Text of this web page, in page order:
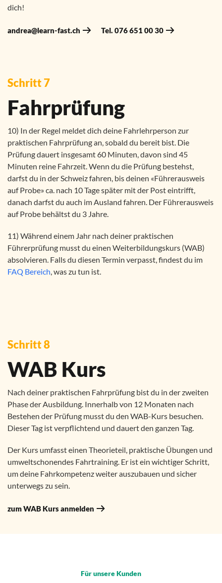
dich!
andrea@learn-fast.ch Tel. 076 651 00 30
Schritt 7
Fahrprüfung
10) In der Regel meldet dich deine Fahrlehrperson zur
praktischen Fahrprüfung an, sobald du bereit bist. Die
Prüfung dauert insgesamt 60 Minuten, davon sind 45
Minuten reine Fahrzeit. Wenn du die Prüfung bestehst,
darfst du in der Schweiz fahren, bis deinen «Führerausweis
auf Probe» ca. nach 10 Tage später mit der Post eintrifft,
danach darfst du auch im Ausland fahren. Der Führerausweis
auf Probe behältst du 3 Jahre.
11) Während einem Jahr nach deiner praktischen
Führerprüfung musst du einen Weiterbildungskurs (WAB)
absolvieren. Falls du diesen Termin verpasst, findest du im
FAQ Bereich , was zu tun ist.
Schritt 8
WAB Kurs
Nach deiner praktischen Fahrprüfung bist du in der zweiten
Phase der Ausbildung. Innerhalb von 12 Monaten nach
Bestehen der Prüfung musst du den WAB-Kurs besuchen.
Dieser Tag ist verpflichtend und dauert den ganzen Tag.
Der Kurs umfasst einen Theorieteil, praktische Übungen und
umweltschonendes Fahrtraining. Er ist ein wichtiger Schritt,
um deine Fahrkompetenz weiter auszubauen und sicher
unterwegs zu sein.
zum WAB Kurs anmelden
Für unsere Kunden